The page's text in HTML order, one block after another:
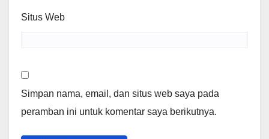
Situs Web
Simpan nama, email, dan situs web saya pada
peramban ini untuk komentar saya berikutnya.